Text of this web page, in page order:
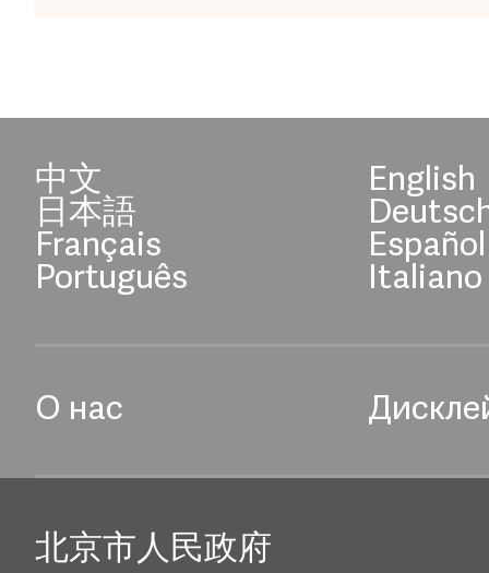
中文 English
日本語
Français Español
Português Italiano
О нас
北京市人民政府